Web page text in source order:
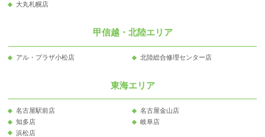
大丸札幌店
甲信越・北陸エリア
アル・プラザ小松店 北陸総合修理センター店
東海エリア
名古屋駅前店
名古屋金山店
知多店
岐阜店
浜松店